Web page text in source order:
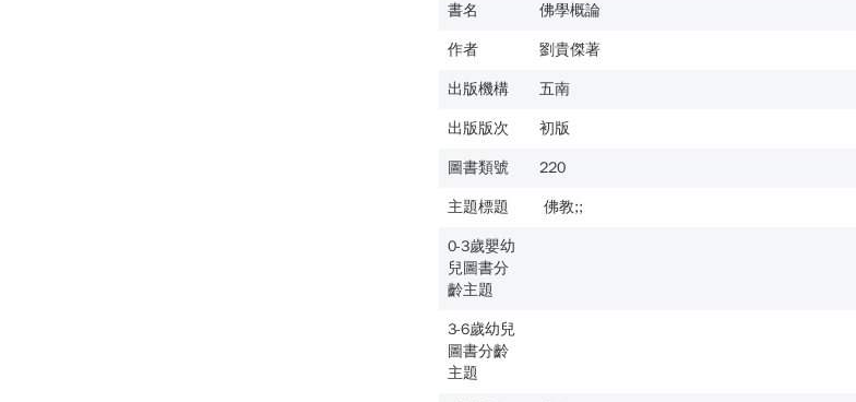
書名 佛學概論
作者 劉貴傑著
出版機構 五南
出版版次 初版
圖書類號 220
主題標題 佛教;;
0-3歲嬰幼
兒圖書分
齡主題
3-6歲幼兒
圖書分齡
主題